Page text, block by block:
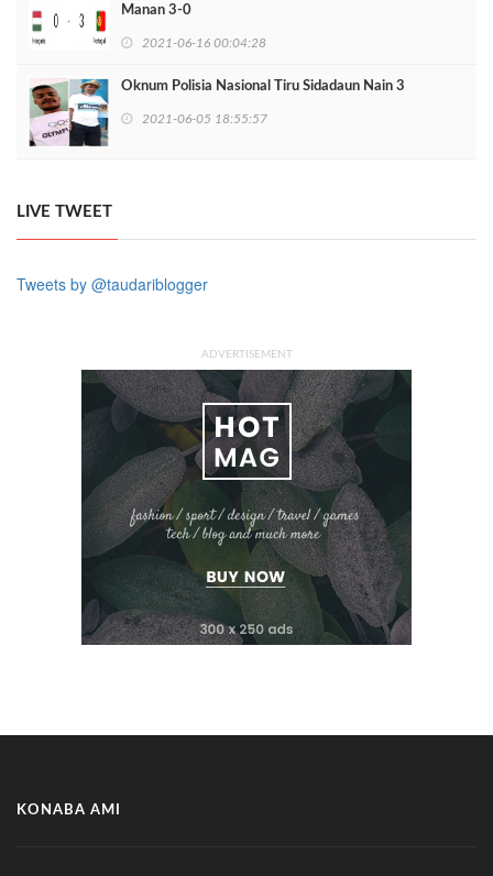
Manan 3-0
2021-06-16 00:04:28
Oknum Polisia Nasional Tiru Sidadaun Nain 3
2021-06-05 18:55:57
LIVE TWEET
Tweets by @taudariblogger
ADVERTISEMENT
KONABA AMI